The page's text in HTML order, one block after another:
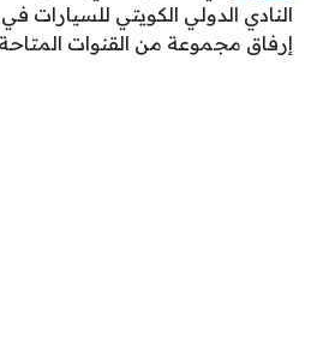
النادي الدولي الكويتي للسيارات
إرفاق مجموعة من القنوات